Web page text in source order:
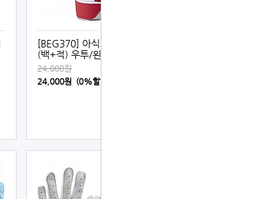
[BEG370] 아식스 수비장갑
(백+적) 우투/왼손착
24,000원
24,000원 (0%할인)